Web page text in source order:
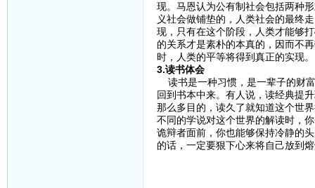
现。马恩认为公有制社会包括两种
义社会做铺垫的，人类社会的最终
现，只有在这个阶段，人类才能够
的关系才是素朴的本真的，因而不
时，人类的平等将得到真正的实现。
3.读书体会
读书是一种习惯，是一辈子的财
回到书本中来。有人说，读经典提
那么多目的，读久了就知道这个世
不同的学说对这个世界的解读时，
诡辩者面前，你也能够保持冷静的
的话，一定要狠下心来将自己放到